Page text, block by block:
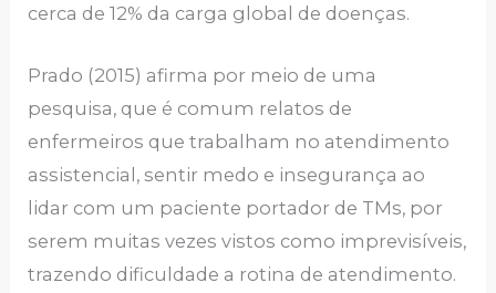
cerca de 12% da carga global de doenças.
Prado (2015) afirma por meio de uma
pesquisa, que é comum relatos de
enfermeiros que trabalham no atendimento
assistencial, sentir medo e insegurança ao
lidar com um paciente portador de TMs, por
serem muitas vezes vistos como imprevisíveis,
trazendo dificuldade a rotina de atendimento.